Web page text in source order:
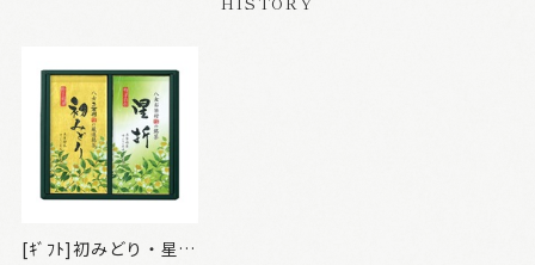
[ｷﾞﾌﾄ]初みどり・星折詰合せ2本入